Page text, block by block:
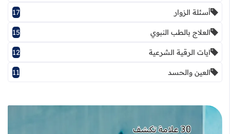
أسئلة الزوار 17
العلاج بالطب النبوي 15
ايات الرقية الشرعية 12
العين والحسد 11